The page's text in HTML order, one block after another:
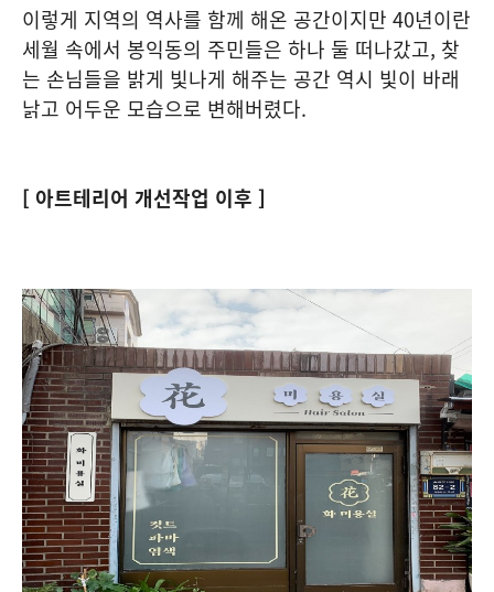
이렇게 지역의 역사를 함께 해온 공간이지만 40년이란
세월 속에서 봉익동의 주민들은 하나 둘 떠나갔고, 찾
는 손님들을 밝게 빛나게 해주는 공간 역시 빛이 바래
낡고 어두운 모습으로 변해버렸다.
[ 아트테리어 개선작업 이후 ]